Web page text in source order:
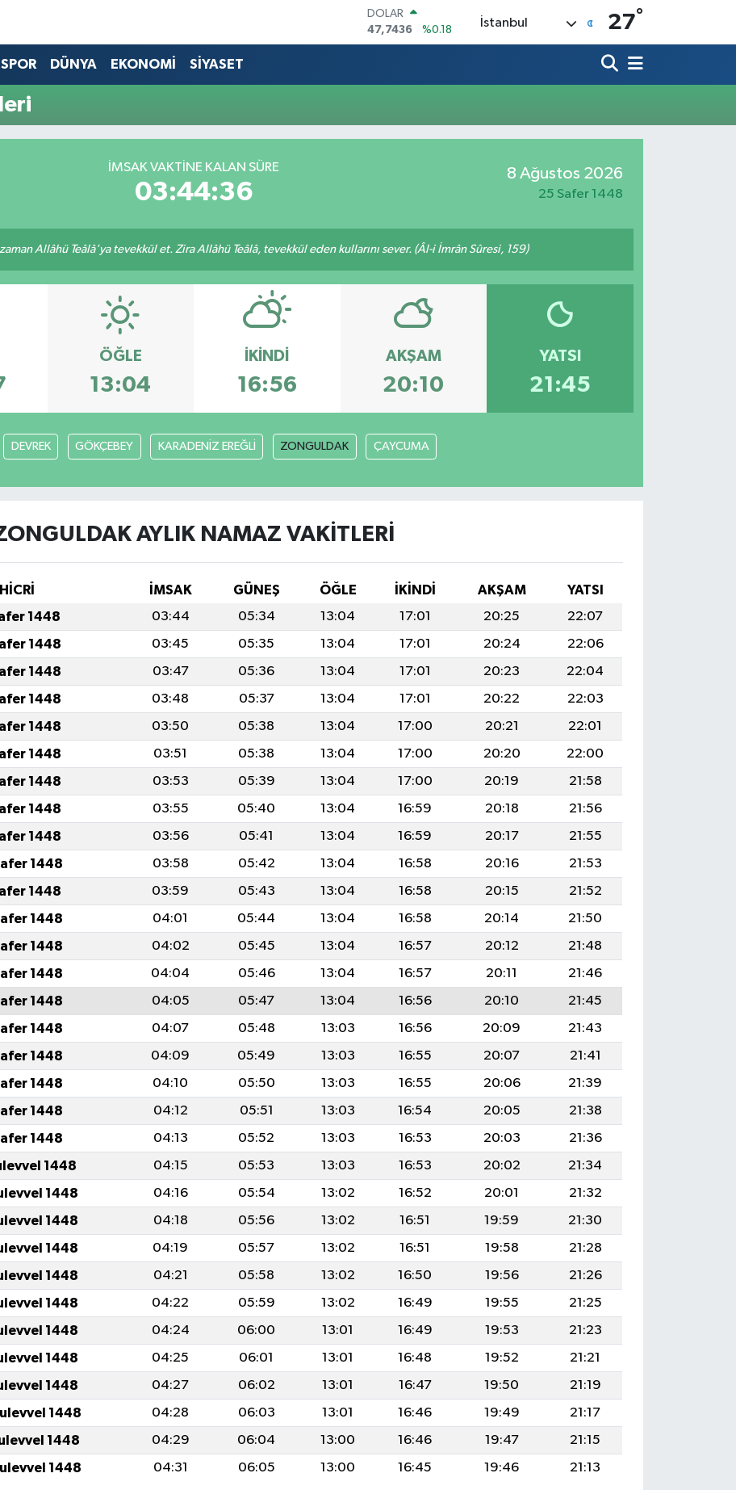
DOLAR
47,7436
%0.18
EURO
6648.99
%2.59
İstanbul 27°
SPOR DÜNYA EKONOMİ SİYASET
İMSAK VAKTINE KALAN SÜRE
03:44:36
8 Ağustos 2026
25 Safer 1448
Allâhü Teâlâ'ya tevekkül et. Zira Allâhü Teâlâ, tevekkül eden kullarını sever. (Âl-i İmrân Sûresi, 159)
ÖĞLE
13:04
İKINDI
16:56
AKŞAM
20:10
YATSI
21:45
DEVREK GÖKÇEBEY KARADENİZ EREĞLİ ZONGULDAK ÇAYCUMA
AYLIK NAMAZ VAKITLERI
HİCRİ İMSAK GÜNEŞ ÖĞLE İKINDI AKŞAM
YATSI
1448 03:44 05:34 13:04 17:01 20:25
22:07
1448 03:45 05:35 13:04 17:01 20:24
22:06
1448 03:47 05:36 13:04 17:01 20:23
22:04
1448 03:48 05:37 13:04 17:01 20:22
22:03
1448 03:50 05:38 13:04 17:00 20:21
22:01
1448 03:51 05:38 13:04 17:00 20:20
22:00
1448 03:53 05:39 13:04 17:00 20:19
21:58
1448 03:55 05:40 13:04 16:59 20:18
21:56
1448 03:56 05:41 13:04 16:59 20:17
21:55
1448 03:58 05:42 13:04 16:58 20:16
21:53
1448 03:59 05:43 13:04 16:58 20:15
21:52
1448 04:01 05:44 13:04 16:58 20:14
21:50
1448 04:02 05:45 13:04 16:57 20:12
21:48
1448 04:04 05:46 13:04 16:57 20:11
21:46
1448 04:05 05:47 13:04 16:56 20:10
21:45
1448 04:07 05:48 13:03 16:56 20:09
21:43
1448 04:09 05:49 13:03 16:55 20:07
21:41
1448 04:10 05:50 13:03 16:55 20:06
21:39
1448 04:12 05:51 13:03 16:54 20:05
21:38
1448 04:13 05:52 13:03 16:53 20:03
21:36
1448 04:15 05:53 13:03 16:53 20:02
21:34
1448 04:16 05:54 13:02 16:52 20:01
21:32
1448 04:18 05:56 13:02 16:51 19:59
21:30
1448 04:19 05:57 13:02 16:51 19:58
21:28
1448 04:21 05:58 13:02 16:50 19:56
21:26
1448 04:22 05:59 13:02 16:49 19:55
21:25
1448 04:24 06:00 13:01 16:49 19:53
21:23
1448 04:25 06:01 13:01 16:48 19:52
21:21
1448 04:27 06:02 13:01 16:47 19:50
21:19
1448 04:28 06:03 13:01 16:46 19:49
21:17
1448 04:29 06:04 13:00 16:46 19:47
21:15
1448 04:31 06:05 13:00 16:45 19:46 21:13